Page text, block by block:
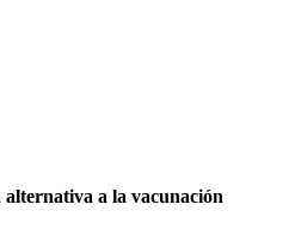
a la vacunación